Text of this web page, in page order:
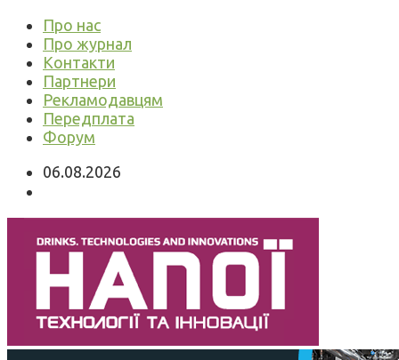
Про нас
Про журнал
Контакти
Партнери
Рекламодавцям
Передплата
Форум
06.08.2026